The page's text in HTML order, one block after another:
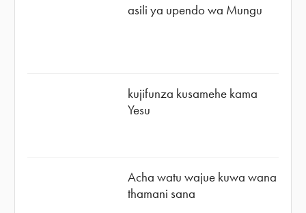
asili ya upendo wa Mungu
kujifunza kusamehe kama
Yesu
Acha watu wajue kuwa wana
thamani sana